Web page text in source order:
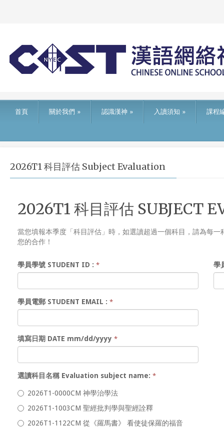
首頁 關於我們 » 認識漢神 » 入讀須知 » 課程
2026T1 科目評估 Subject Evaluation
2026T1 科目評估 SUBJECT
當您填報本季度「科目評估」時，如選讀超過一個科目，請為每
您的合作！
學員學號 STUDENT ID : * 學
學員電郵 STUDENT EMAIL : *
填寫日期 DATE mm/dd/yyyy *
選讀科目名稱 Evaluation subject name: *
2026T1-0000CM 神學治學法
2026T1-1003CM 聖經批判學與聖經詮釋
2026T1-1122CM 從《羅馬書》 看使徒保羅的福音